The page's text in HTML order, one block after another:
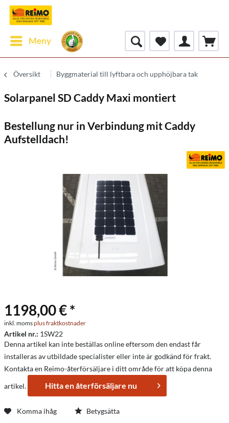
Meny
Översikt Byggmaterial till lyftbara och upphöjbara tak
Solarpanel SD Caddy Maxi montiert
Bestellung nur in Verbindung mit Caddy
Aufstelldach!
1198,00 € *
inkl. momsplus fraktkostnader
Artikel nr.: 1SW22
Denna artikel kan inte beställas online eftersom den endast får
installeras av utbildade specialister eller inte är godkänd för frakt.
Kontakta en Reimo-återförsäljare i ditt område för att köpa denna
artikel.
Hitta en återförsäljare nu
Komma ihåg Betygsätta